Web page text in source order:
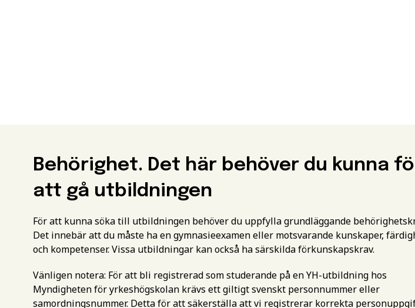
Behörighet. Det här behöver du kunna
att gå utbildningen
För att kunna söka till utbildningen behöver du uppfylla grundläggande
Det innebär att du måste ha en gymnasieexamen eller motsvarande kunskaper,
och kompetenser. Vissa utbildningar kan också ha särskilda förkunskapskrav.
Vänligen notera: För att bli registrerad som studerande på en YH-utbildning hos
Myndigheten för yrkeshögskolan krävs ett giltigt svenskt personnummer eller
samordningsnummer. Detta för att säkerställa att vi registrerar korrekta